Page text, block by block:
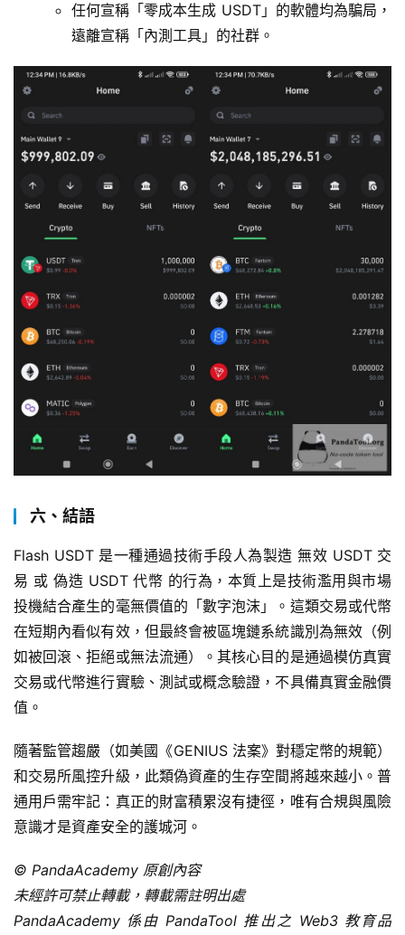
任何宣稱「零成本生成 USDT」的軟體均為騙局，
遠離宣稱「內測工具」的社群。
六、結語
Flash USDT 是一種通過技術手段人為製造 無效 USDT 交
易 或 偽造 USDT 代幣 的行為，本質上是技術濫用與市場
投機結合產生的毫無價值的「數字泡沫」。這類交易或代幣
在短期內看似有效，但最終會被區塊鏈系統識別為無效（例
如被回滾、拒絕或無法流通）。其核心目的是通過模仿真實
交易或代幣進行實驗、測試或概念驗證，不具備真實金融價
值。
隨著監管趨嚴（如美國《GENIUS 法案》對穩定幣的規範）
和交易所風控升級，此類偽資產的生存空間將越來越小。普
通用戶需牢記：真正的財富積累沒有捷徑，唯有合規與風險
意識才是資產安全的護城河。
© PandaAcademy 原創內容
未經許可禁止轉載，轉載需註明出處
PandaAcademy 係由 PandaTool 推出之 Web3 教育品